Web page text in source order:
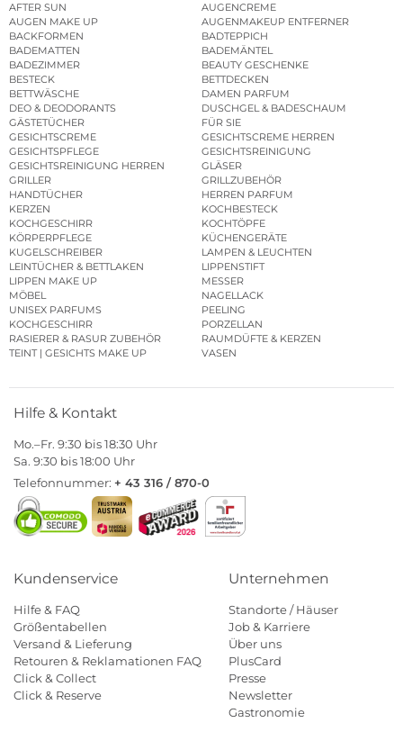
AFTER SUN
AUGENCREME
AUGEN MAKE UP
AUGENMAKEUP ENTFERNER
BACKFORMEN
BADTEPPICH
BADEMATTEN
BADEMÄNTEL
BADEZIMMER
BEAUTY GESCHENKE
BESTECK
BETTDECKEN
BETTWÄSCHE
DAMEN PARFUM
DEO & DEODORANTS
DUSCHGEL & BADESCHAUM
GÄSTETÜCHER
FÜR SIE
GESICHTSCREME
GESICHTSCREME HERREN
GESICHTSPFLEGE
GESICHTSREINIGUNG
GESICHTSREINIGUNG HERREN
GLÄSER
GRILLER
GRILLZUBEHÖR
HANDTÜCHER
HERREN PARFUM
KERZEN
KOCHBESTECK
KOCHGESCHIRR
KOCHTÖPFE
KÖRPERPFLEGE
KÜCHENGERÄTE
KUGELSCHREIBER
LAMPEN & LEUCHTEN
LEINTÜCHER & BETTLAKEN
LIPPENSTIFT
LIPPEN MAKE UP
MESSER
MÖBEL
NAGELLACK
UNISEX PARFUMS
PEELING
KOCHGESCHIRR
PORZELLAN
RASIERER & RASUR ZUBEHÖR
RAUMDÜFTE & KERZEN
TEINT | GESICHTS MAKE UP
VASEN
Hilfe & Kontakt
Mo.–Fr. 9:30 bis 18:30 Uhr
Sa. 9:30 bis 18:00 Uhr
Telefonnummer: + 43 316 / 870-0
Kundenservice
Hilfe & FAQ
Größentabellen
Versand & Lieferung
Retouren & Reklamationen FAQ
Click & Collect
Click & Reserve
Unternehmen
Standorte / Häuser
Job & Karriere
Über uns
PlusCard
Presse
Newsletter
Gastronomie